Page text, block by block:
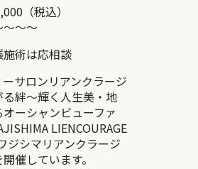
（税込）
～～
術は応相談
サロンリアンクラージ
絆〜輝く人生美・地
ーシャンビューファ
LIENCOURAGE
ジシマリアンクラージ
催しています。